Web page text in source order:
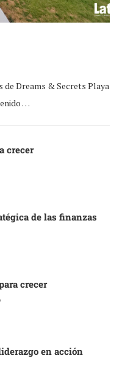
de Dreams & Secrets Playa
…
crecer
de las finanzas
crecer
en acción